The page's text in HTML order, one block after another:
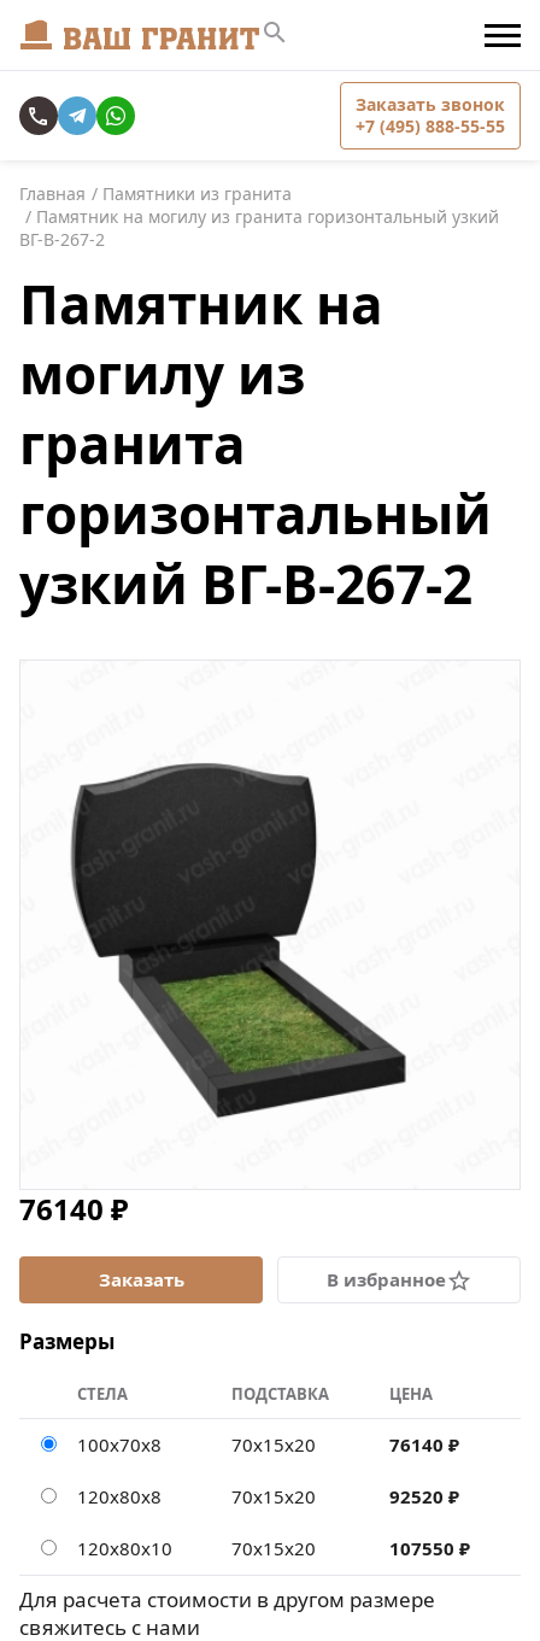
Заказать звонок
+7 (495) 888-55-55
Главная
Памятники из гранита
Памятник на могилу из гранита горизонтальный узкий
ВГ-В-267-2
Памятник на
могилу из
гранита
горизонтальный
узкий ВГ-В-267-2
76140 ₽
В избранное
Размеры
СТЕЛА ПОДСТАВКА ЦЕНА
100х70х8 70х15х20 76140 ₽
120х80х8 70х15х20 92520 ₽
120х80х10 70х15х20 107550 ₽
Для расчета стоимости в другом размере
свяжитесь с нами